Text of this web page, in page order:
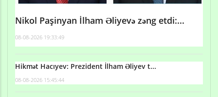
Nikol Paşinyan İlham Əliyevə zəng etdi:...
08-08-2026 19:33:49
Hikmət Hacıyev: Prezident İlham Əliyev t...
08-08-2026 15:45:44